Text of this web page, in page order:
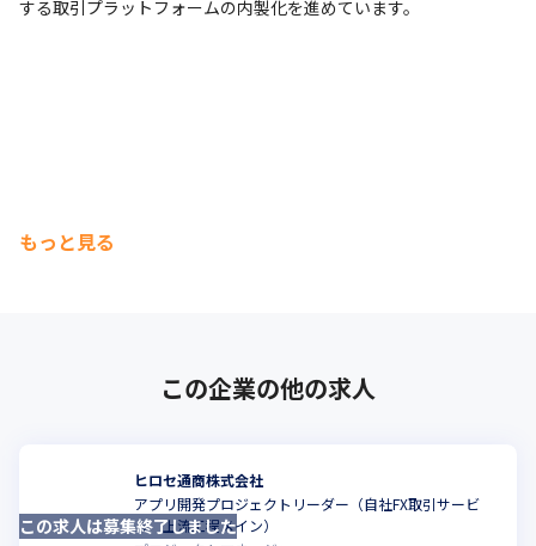
する取引プラットフォームの内製化を進めています。
もっと見る
この企業の他の求人
ヒロセ通商株式会社
アプリ開発プロジェクトリーダー（自社FX取引サービ
ス 上流工程メイン）
この求人は募集終了しました